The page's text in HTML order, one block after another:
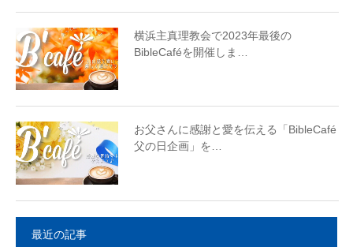
横浜主真理教会で2023年最後の
BibleCaféを開催しま…
お父さんに感謝と愛を伝える「BibleCafé
父の日企画」を…
最近の記事